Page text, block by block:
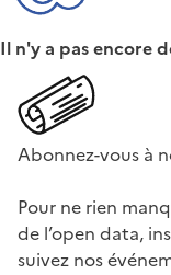
Il n'y a pas encore
Abonnez-vous à
Pour ne rien
de l’open data,
suivez nos